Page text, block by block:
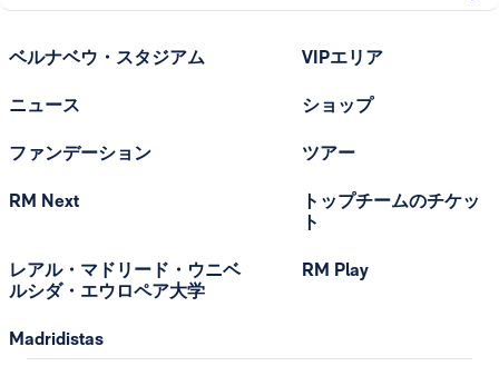
ベルナベウ・スタジアム
ニュース
ファンデーション
RM Next
レアル・マドリード・ウニベ
ルシダ・エウロペア大学
Madridistas
VIPエリア
ショップ
ツアー
トップチームのチケッ
ト
RM Play